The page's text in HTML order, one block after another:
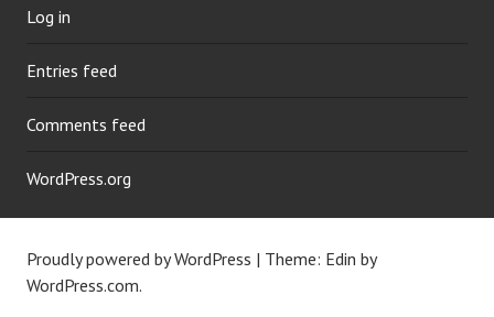
Log in
Entries feed
Comments feed
WordPress.org
Proudly powered by WordPress | Theme: Edin by
WordPress.com.